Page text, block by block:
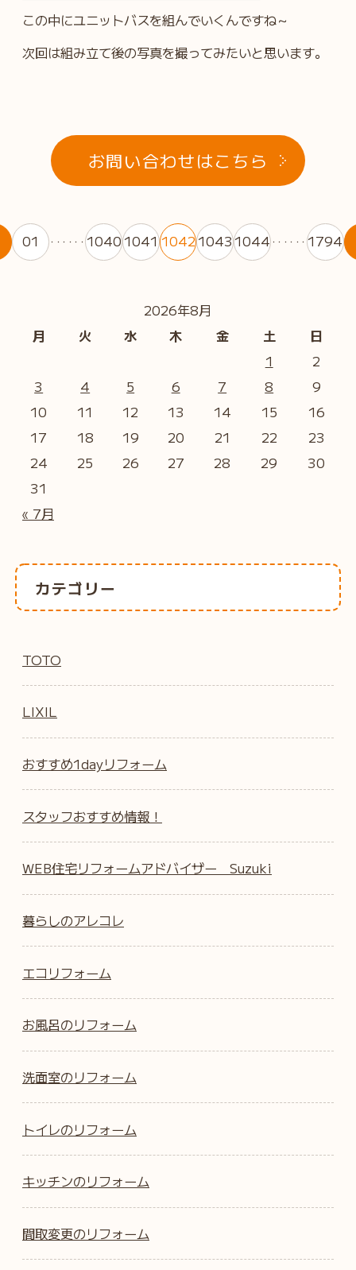
この中にユニットバスを組んでいくんですね～
次回は組み立て後の写真を撮ってみたいと思います。
お問い合わせはこちら
01 ・・・・・・ 10401041104210431044 ・・・・・・ 1794
2026年8月
月
火 水 木 金 土 日
« 7月
1
2
3
4 5 6 7 8
9
10
11 12 13 14 15
16
17
18 19 20 21 22
23
24
25 26 27 28 29
30
31
カテゴリー
TOTO
LIXIL
おすすめ1dayリフォーム
スタッフおすすめ情報！
WEB住宅リフォームアドバイザー Suzuki
暮らしのアレコレ
エコリフォーム
お風呂のリフォーム
洗面室のリフォーム
トイレのリフォーム
キッチンのリフォーム
間取変更のリフォーム